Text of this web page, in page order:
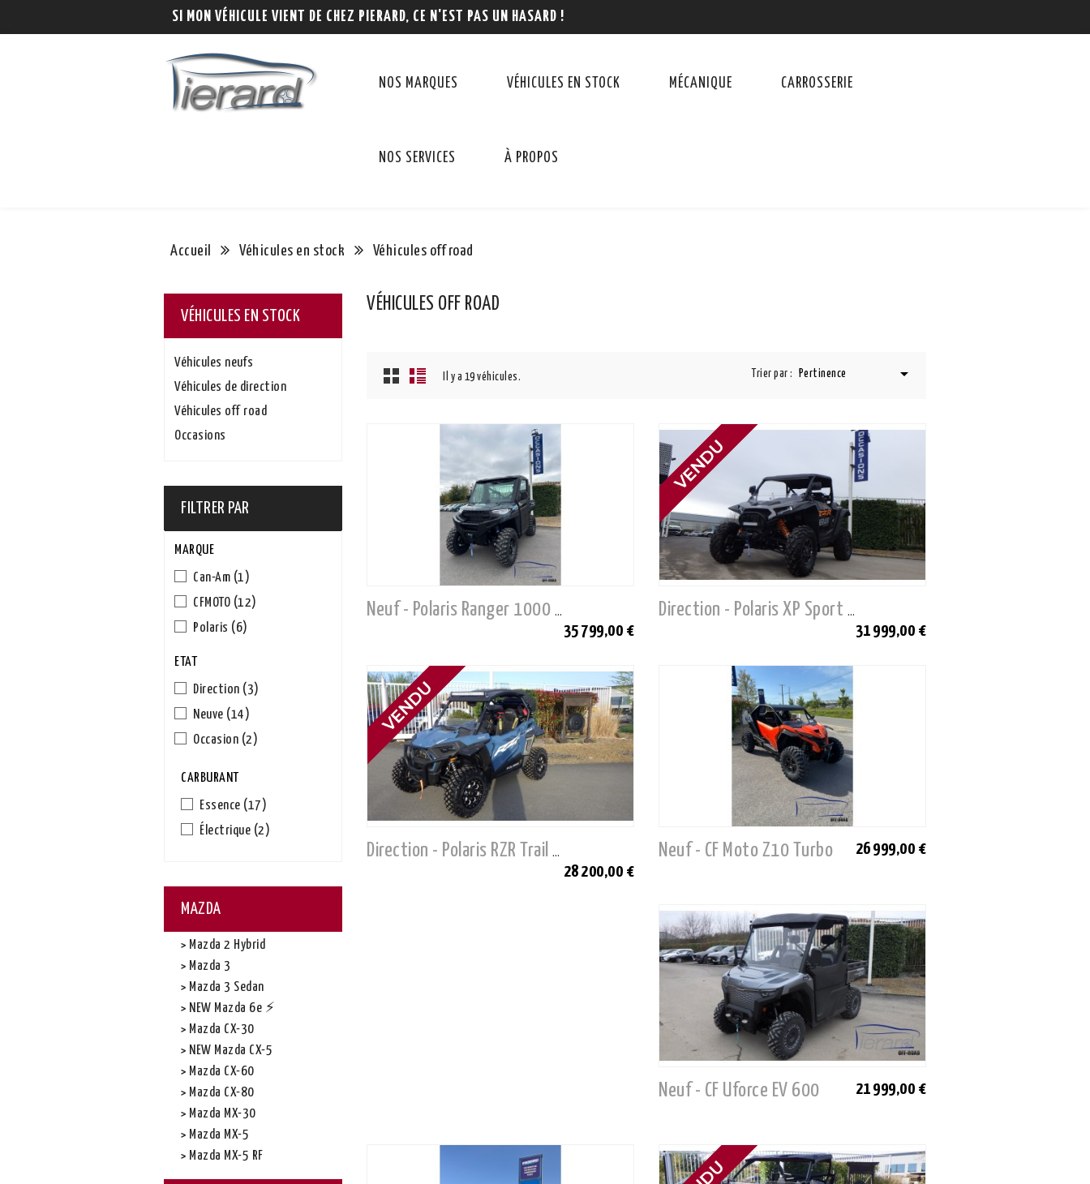
SI MON VÉHICULE VIENT DE CHEZ PIERARD, CE N'EST PAS UN HASARD !
NOS MARQUES VÉHICULES EN STOCK MÉCANIQUE CARROSSERIE
NOS SERVICES À PROPOS
Accueil Véhicules en stock Véhicules off road
VÉHICULES EN STOCK
Véhicules neufs
Véhicules de direction
Véhicules off road
Occasions
FILTRER PAR
MARQUE
Can-Am (1)
CFMOTO (12)
Polaris (6)
ETAT
Direction (3)
Neuve (14)
Occasion (2)
CARBURANT
Essence (17)
Électrique (2)
MAZDA
Mazda 2 Hybrid
Mazda 3
Mazda 3 Sedan
NEW Mazda 6e ⚡
Mazda CX-30
NEW Mazda CX-5
Mazda CX-60
Mazda CX-80
Mazda MX-30
Mazda MX-5
Mazda MX-5 RF
VÉHICULES OFF ROAD
Il y a 19 véhicules. Trier par : Pertinence 
Neuf - Polaris Ranger 1000 (T1b)
35 799,00 €
Direction - Polaris XP Sport 64 EPS
31 999,00 €
Direction - Polaris RZR Trail S 1000 Premium
28 200,00 €
Neuf - CF Moto Z10 Turbo 26 999,00 €
Neuf - CF Uforce EV 600 21 999,00 €